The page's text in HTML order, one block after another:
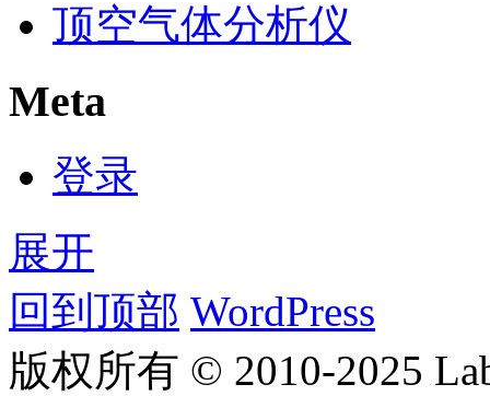
顶空气体分析仪
Meta
登录
展开
回到顶部 WordPress
版权所有 © 2010-2025